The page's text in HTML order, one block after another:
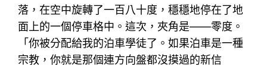
落，在空中旋轉了一百八十度，穩穩地停在了地
面上的一個停車格中。這次，夾角是——零度。
「你被分配給我的泊車學徒了。如果泊車是一種
宗教，你就是那個連方向盤都沒摸過的新信